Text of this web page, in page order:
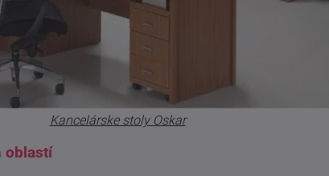
Kancelárske stoly Oskar
oblastí